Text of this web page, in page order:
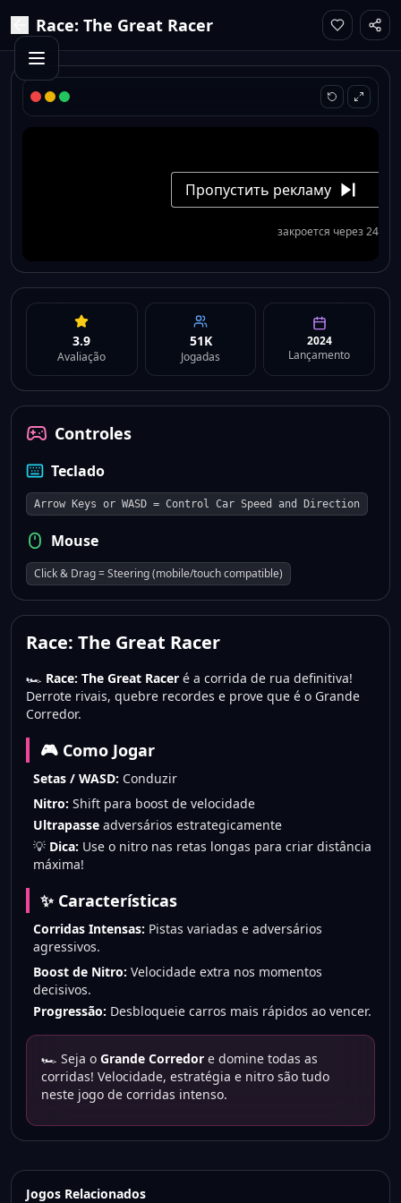
Race: The Great Racer
3.9
Avaliação
51K
Jogadas
2024
Lançamento
Controles
Teclado
Arrow Keys or WASD = Control Car Speed and Direction
Mouse
Click & Drag = Steering (mobile/touch compatible)
Race: The Great Racer
🏎️ Race: The Great Racer é a corrida de rua definitiva!
Derrote rivais, quebre recordes e prove que é o Grande
Corredor.
🎮 Como Jogar
Setas / WASD: Conduzir
Nitro: Shift para boost de velocidade
Ultrapasse adversários estrategicamente
💡 Dica: Use o nitro nas retas longas para criar distância
máxima!
✨ Características
Corridas Intensas: Pistas variadas e adversários
agressivos.
Boost de Nitro: Velocidade extra nos momentos
decisivos.
Progressão: Desbloqueie carros mais rápidos ao vencer.
🏎️ Seja o Grande Corredor e domine todas as
corridas! Velocidade, estratégia e nitro são tudo
neste jogo de corridas intenso.
Jogos Relacionados